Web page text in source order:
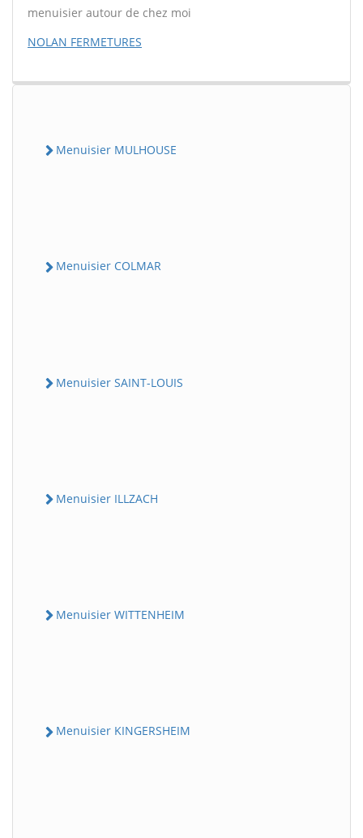
menuisier autour de chez moi
NOLAN FERMETURES
Menuisier MULHOUSE
Menuisier COLMAR
Menuisier SAINT-LOUIS
Menuisier ILLZACH
Menuisier WITTENHEIM
Menuisier KINGERSHEIM